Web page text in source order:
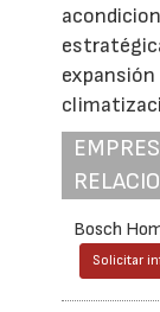
expansión
Bosch
Solicitar